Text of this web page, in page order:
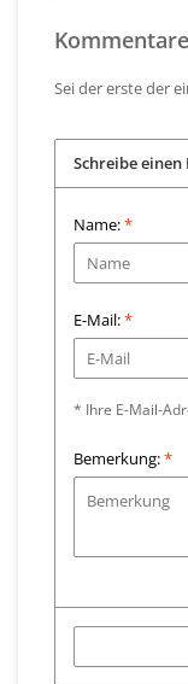
Kommentare
Sei der erste der
Schreibe
Name:*
E-Mail:*
* Ihre E-Mail-
Bemerkung:*